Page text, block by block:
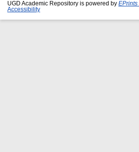
UGD Academic Repository is powered by EPrints
Accessibility